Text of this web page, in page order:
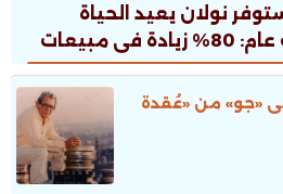
نولان يعيد الحياة
لملحمة عمرها 3 آلاف عام: 80% زيادة فى مبيعات
صاخب
«جو» من «عُقدة